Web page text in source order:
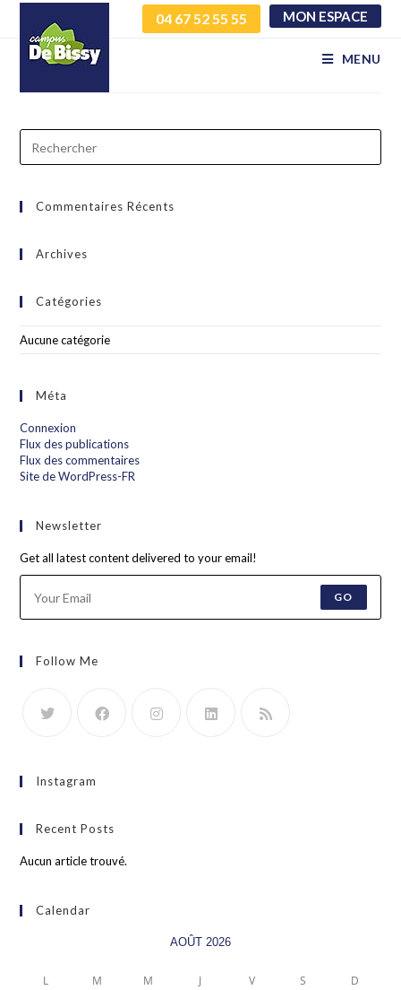
04 67 52 55 55 MON ESPACE
MENU
dkxwjshyhz xqpsxdfxxn
Commentaires Récents
Archives
Catégories
Aucune catégorie
Méta
Connexion
Flux des publications
Flux des commentaires
Site de WordPress-FR
Newsletter
Get all latest content delivered to your email!
GO
Follow Me
Instagram
Recent Posts
Aucun article trouvé.
Calendar
AOÛT 2026
L M M J V S D